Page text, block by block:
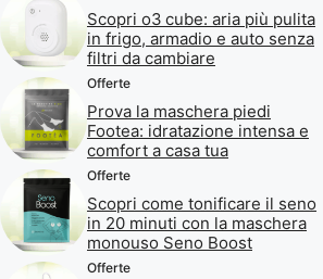
Scopri o3 cube: aria più pulita
in frigo, armadio e auto senza
filtri da cambiare
Offerte
Prova la maschera piedi
Footea: idratazione intensa e
comfort a casa tua
Offerte
Scopri come tonificare il seno
in 20 minuti con la maschera
monouso Seno Boost
Offerte